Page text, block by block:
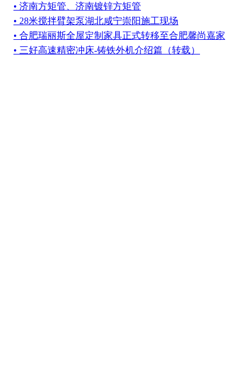
• 济南方矩管、济南镀锌方矩管
• 28米搅拌臂架泵湖北咸宁崇阳施工现场
• 合肥瑞丽斯全屋定制家具正式转移至合肥馨尚嘉家
• 三好高速精密冲床-铸铁外机介绍篇（转载）